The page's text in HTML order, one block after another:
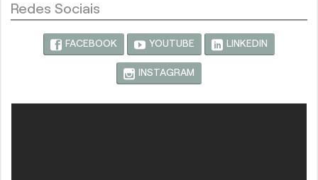
Redes Sociais
FACEBOOK YOUTUBE LINKEDIN
INSTAGRAM